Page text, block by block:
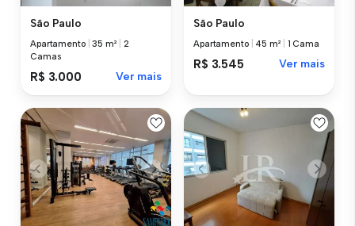
São Paulo
Apartamento |35 m²
2
Camas
R$ 3.000 Ver mais
São Paulo
Apartamento 45 m² 1 Cama
R$ 3.545 Ver mais